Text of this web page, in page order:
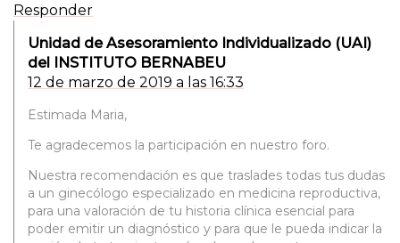
Responder
Unidad de Asesoramiento Individualizado (UAI)
del INSTITUTO BERNABEU
12 de marzo de 2019 a las 16:33
Estimada Maria,
Te agradecemos la participación en nuestro foro.
Nuestra recomendación es que traslades todas tus dudas
a un ginecólogo especializado en medicina reproductiva,
para una valoración de tu historia clínica esencial para
poder emitir un diagnóstico y para que le pueda indicar la